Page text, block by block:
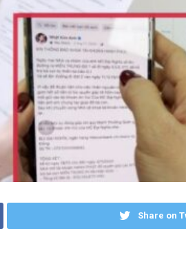
Share on